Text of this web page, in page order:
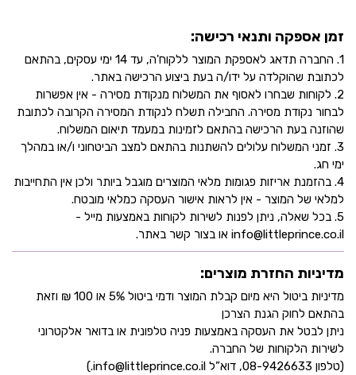
זמן אספקה ותנאי רכישה:
1. החברה תדאג לאספקת המוצר ללקוח'ה, עד 14 ימי עסקים, בהתאם
לכתובת שהוקלדה על ידו/ה בעת ביצוע הרכישה באתר.
2. לקוחות שבחרו לאסוף את המשלוח מנקודת מסירה - אין אפשרות
לבחור נקודת מסירה. החבילה תשלח לנקודת המסירה הקרובה לכתובת
שהוזנה בעת הרכישה בהתאם לזמינות במעמד תיאום המשלוח.
3. זמני המשלוח עלולים להשתנות בהתאם למצב הביטחוני ו/או במהלך
ימי חג.
4. בהזמנת אריזות פגומות מלאי המוצרים מוגבל ביותר ולכן אין התחייבות
למלאי של המוצר - אין לראות אישור העסקה כמלאי מובטח.
5. בכל שאלה, ניתן לפנות לשירות לקוחות באמצעות מייל -
info@littleprince.co.il או בצור קשר באתר.
מדיניות החזרת מוצרים:
מדיניות ביטול היא מיום קבלת המוצר ודמי ביטול 5% או 100 ₪ וזאת
בהתאם לחוק הגנת הצרכן
ניתן לבטל את העסקה באמצעות פניה טלפונית או בדואר אלקטרוני
לשירות הלקוחות של החברה.
(טלפון 08-9426633, דוא”ל info@littleprince.co.il.)